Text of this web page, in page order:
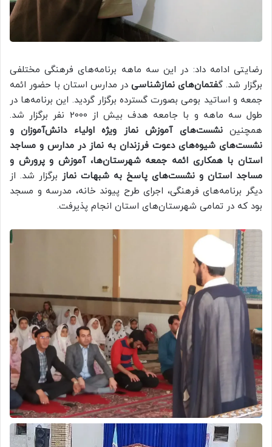
رضایتی ادامه داد: در این سه ماهه برنامه‌های فرهنگی مختلفی
برگزار شد. گفتمان‌های نمازشناسی در مدارس استان با حضور ائمه
جمعه و اساتید بومی بصورت گسترده برگزار گردید. این برنامه‌ها در
طول سه ماهه و با جامعه هدف بیش از 2000 نفر برگزار شد.
همچنیننشست‌های آموزش نماز ویژه اولیاء دانش‌آموزان و
نشست‌های شیوه‌های دعوت فرزندان به نماز در مدارس و مساجد
استان با همکاری ائمه جمعه شهرستان‌ها، آموزش و پرورش و
مساجد استان و نشست‌های پاسخ به شبهات نماز برگزار شد. از
دیگر برنامه‌های فرهنگی، اجرای طرح پیوند خانه، مدرسه و مسجد
بود که در تمامی شهرستان‌های استان انجام پذیرفت.